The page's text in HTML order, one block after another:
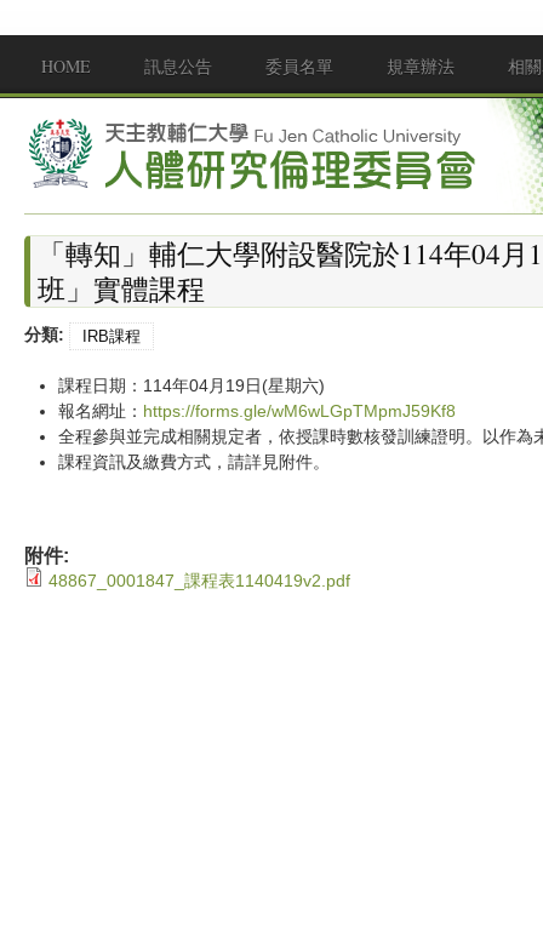
Main menu
HOME 訊息公告 委員名單 規章辦法 相
「轉知」輔仁大學附設醫院於114年04
班」實體課程
分類: IRB課程
課程日期：114年04月19日(星期六)
報名網址： https://forms.gle/wM6wLGpTMpmJ59Kf8
全程參與並完成相關規定者，依授課時數核發訓練證明。以作
課程資訊及繳費方式，請詳見附件。
附件:
48867_0001847_課程表1140419v2.pdf